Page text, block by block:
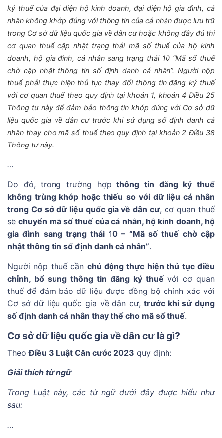
ký thuế của đại diện hộ kinh doanh, đại diện hộ gia đình, cá
nhân không khớp đúng với thông tin của cá nhân được lưu trữ
trong Cơ sở dữ liệu quốc gia về dân cư hoặc không đầy đủ thì
cơ quan thuế cập nhật trạng thái mã số thuế của hộ kinh
doanh, hộ gia đình, cá nhân sang trạng thái 10 “Mã số thuế
chờ cập nhật thông tin số định danh cá nhân”. Người nộp
thuế phải thực hiện thủ tục thay đổi thông tin đăng ký thuế
với cơ quan thuế theo quy định tại khoản 1, khoản 4 Điều 25
Thông tư này để đảm bảo thông tin khớp đúng với Cơ sở dữ
liệu quốc gia về dân cư trước khi sử dụng số định danh cá
nhân thay cho mã số thuế theo quy định tại khoản 2 Điều 38
Thông tư này.
…
Do đó, trong trường hợpthông tin đăng ký thuế
không trùng khớp hoặc thiếu so với dữ liệu cá nhân
trong Cơ sở dữ liệu quốc gia về dân cư, cơ quan thuế
sẽchuyển mã số thuế của cá nhân, hộ kinh doanh, hộ
gia đình sang trạng thái 10 – “Mã số thuế chờ cập
nhật thông tin số định danh cá nhân”.
Người nộp thuế cần chủ động thực hiện thủ tục điều
chỉnh, bổ sung thông tin đăng ký thuếvới cơ quan
thuế để đảm bảo dữ liệu được đồng bộ chính xác với
Cơ sở dữ liệu quốc gia về dân cư,trước khi sử dụng
số định danh cá nhân thay thế cho mã số thuế.
Cơ sở dữ liệu quốc gia về dân cư là gì?
TheoĐiều 3 Luật Căn cước 2023 quy định:
Giải thích từ ngữ
Trong Luật này, các từ ngữ dưới đây được hiểu như
sau:
…